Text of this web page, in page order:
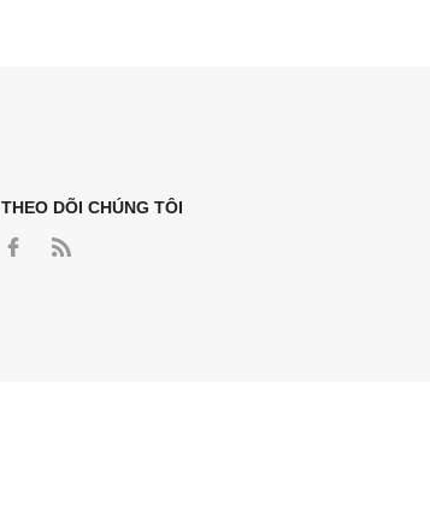
THEO DÕI CHÚNG TÔI